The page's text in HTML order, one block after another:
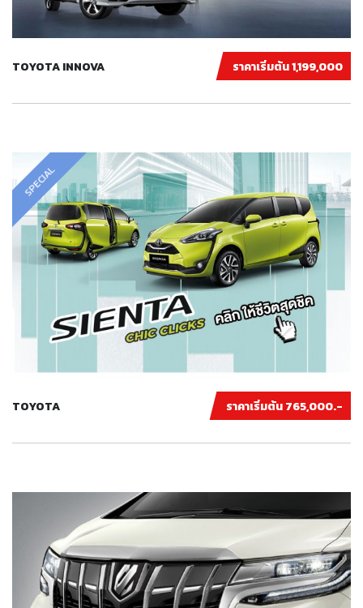
ราคาเริ่มต้น 1,199,000
TOYOTA INNOVA
SPECIAL
ราคาเริ่มต้น 765,000.-
TOYOTA